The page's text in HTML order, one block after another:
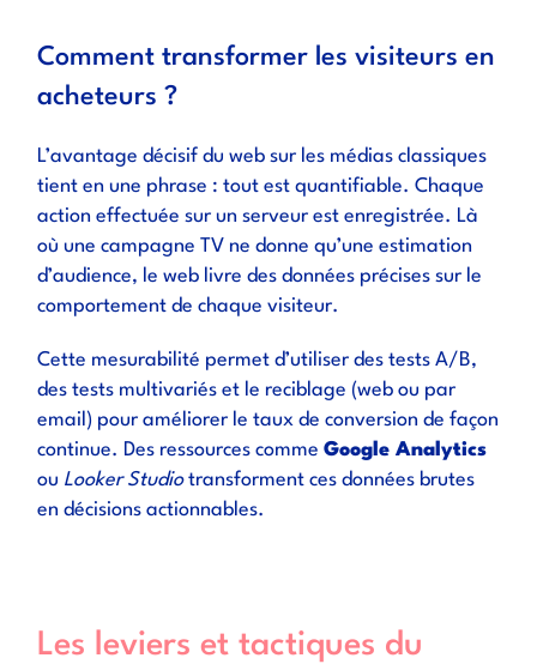
Comment transformer les visiteurs en
acheteurs ?
L’avantage décisif du web sur les médias classiques
tient en une phrase : tout est quantifiable. Chaque
action effectuée sur un serveur est enregistrée. Là
où une campagne TV ne donne qu’une estimation
d’audience, le web livre des données précises sur le
comportement de chaque visiteur.
Cette mesurabilité permet d’utiliser des tests A/B,
des tests multivariés et le reciblage (web ou par
email) pour améliorer le taux de conversion de façon
continue. Des ressources commeGoogle Analytics
ou Looker Studiotransforment ces données brutes
en décisions actionnables.
Les leviers et tactiques du